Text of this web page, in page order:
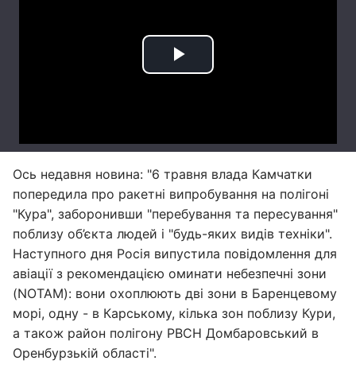
Ось недавня новина: "6 травня влада Камчатки
попередила про ракетні випробування на полігоні
"Кура", заборонивши "перебування та пересування"
поблизу об’єкта людей і "будь-яких видів техніки".
Наступного дня Росія випустила повідомлення для
авіації з рекомендацією оминати небезпечні зони
(NOTAM): вони охоплюють дві зони в Баренцевому
морі, одну - в Карському, кілька зон поблизу Кури,
а також район полігону РВСН Домбаровський в
Оренбурзькій області".